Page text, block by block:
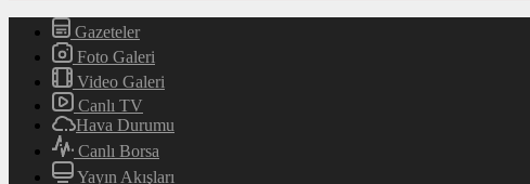
Gazeteler
Foto Galeri
Video Galeri
Canlı TV
Hava Durumu
Canlı Borsa
Yayın Akışları